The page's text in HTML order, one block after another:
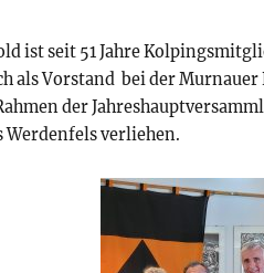
ist seit 51 Jahre
als Vorstand bei der
der
verliehen.